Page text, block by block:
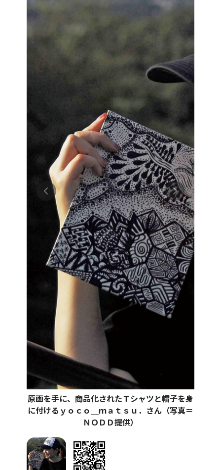
原画を手に、商品化されたＴシャツと帽子を身
に付けるｙｏｃｏ＿ｍａｔｓｕ．さん（写真＝
ＮＯＤＤ提供）